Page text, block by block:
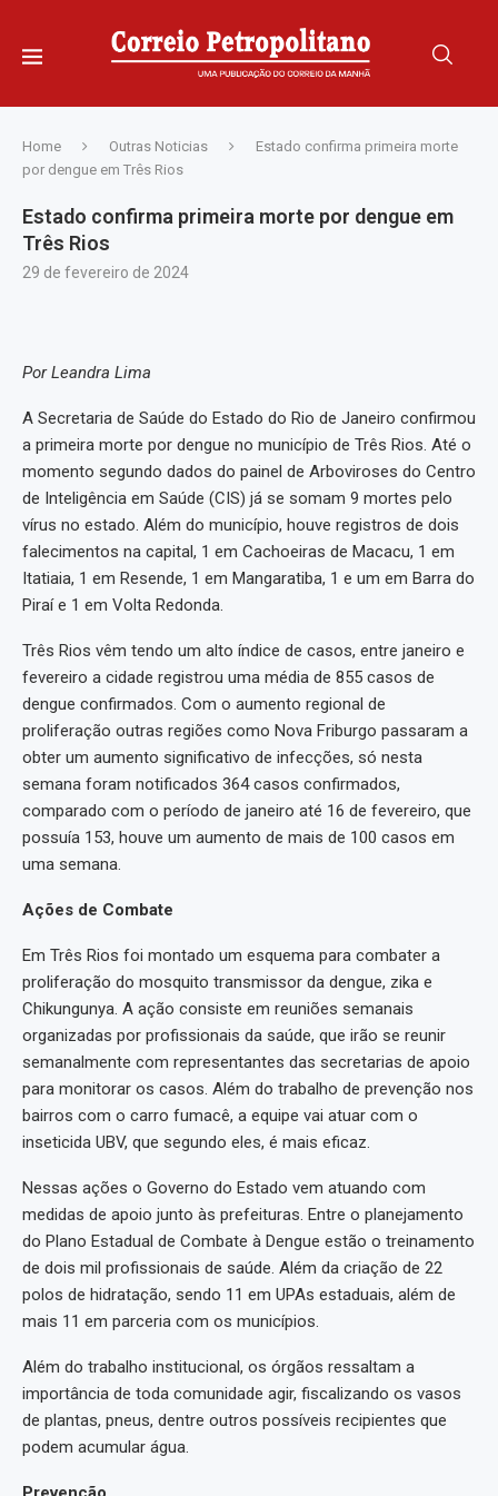
Home Outras Noticias
Estado confirma primeira morte
por dengue em Três Rios
Estado confirma primeira morte por dengue em
Três Rios
29 de fevereiro de 2024
Por Leandra Lima
A Secretaria de Saúde do Estado do Rio de Janeiro confirmou
a primeira morte por dengue no município de Três Rios. Até o
momento segundo dados do painel de Arboviroses do Centro
de Inteligência em Saúde (CIS) já se somam 9 mortes pelo
vírus no estado. Além do município, houve registros de dois
falecimentos na capital, 1 em Cachoeiras de Macacu, 1 em
Itatiaia, 1 em Resende, 1 em Mangaratiba, 1 e um em Barra do
Piraí e 1 em Volta Redonda.
Três Rios vêm tendo um alto índice de casos, entre janeiro e
fevereiro a cidade registrou uma média de 855 casos de
dengue confirmados. Com o aumento regional de
proliferação outras regiões como Nova Friburgo passaram a
obter um aumento significativo de infecções, só nesta
semana foram notificados 364 casos confirmados,
comparado com o período de janeiro até 16 de fevereiro, que
possuía 153, houve um aumento de mais de 100 casos em
uma semana.
Ações de Combate
Em Três Rios foi montado um esquema para combater a
proliferação do mosquito transmissor da dengue, zika e
Chikungunya. A ação consiste em reuniões semanais
organizadas por profissionais da saúde, que irão se reunir
semanalmente com representantes das secretarias de apoio
para monitorar os casos. Além do trabalho de prevenção nos
bairros com o carro fumacê, a equipe vai atuar com o
inseticida UBV, que segundo eles, é mais eficaz.
Nessas ações o Governo do Estado vem atuando com
medidas de apoio junto às prefeituras. Entre o planejamento
do Plano Estadual de Combate à Dengue estão o treinamento
de dois mil profissionais de saúde. Além da criação de 22
polos de hidratação, sendo 11 em UPAs estaduais, além de
mais 11 em parceria com os municípios.
Além do trabalho institucional, os órgãos ressaltam a
importância de toda comunidade agir, fiscalizando os vasos
de plantas, pneus, dentre outros possíveis recipientes que
podem acumular água.